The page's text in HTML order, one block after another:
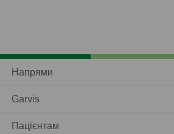
Напрями
Garvis
Пацієнтам